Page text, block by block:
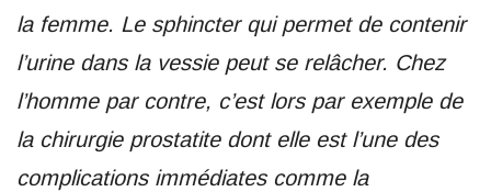
la femme. Le sphincter qui permet de contenir
l’urine dans la vessie peut se relâcher. Chez
l’homme par contre, c’est lors par exemple de
la chirurgie prostatite dont elle est l’une des
complications immédiates comme la